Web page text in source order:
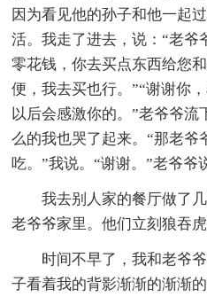
因为看见他的孙子和他一起
活。我走了进去，说：“老爷
零花钱，你去买点东西给您
便，我去买也行。”“谢谢你
以后会感激你的。”老爷爷
么的我也哭了起来。“那老爷
吃。”我说。“谢谢。”老爷爷
我去别人家的餐厅做了
老爷爷家里。他们立刻狼吞虎
时间不早了，我和老爷
子看着我的背影渐渐的渐渐